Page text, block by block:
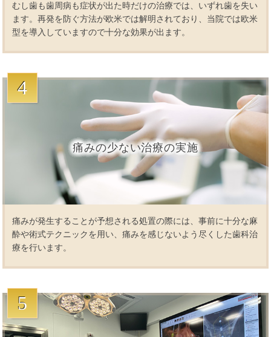
むし歯も歯周病も症状が出た時だけの治療では、いずれ歯を失い
ます。再発を防ぐ方法が欧米では解明されており、当院では欧米
型を導入していますので十分な効果が出ます。
4
痛みの少ない治療の実施
痛みが発生することが予想される処置の際には、事前に十分な麻
酔や術式テクニックを用い、痛みを感じないよう尽くした歯科治
療を行います。
5